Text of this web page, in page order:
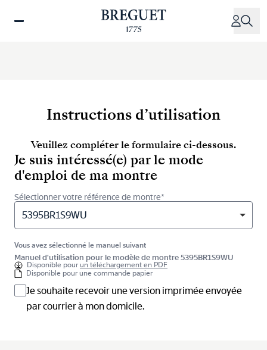
Instructions d’utilisation
Veuillez compléter le formulaire ci-dessous.
Je suis intéressé(e) par le mode
d'emploi de ma montre
Sélectionner votre référence de montre*
5395BR1S9WU
Vous avez sélectionné le manuel suivant
Manuel d'utilisation pour le modèle de montre 5395BR1S9WU
Disponible pourun téléchargement en PDF
Disponible pour une commande papier
Je souhaite recevoir une version imprimée envoyée
par courrier à mon domicile.